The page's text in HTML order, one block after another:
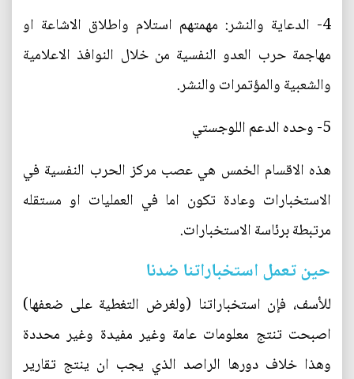
4- الدعاية والنشر: مهمتهم استلام واطلاق الاشاعة او
مهاجمة حرب العدو النفسية من خلال النوافذ الاعلامية
والشعبية والمؤتمرات والنشر.
5- وحده الدعم اللوجستي
هذه الاقسام الخمس هي عصب مركز الحرب النفسية في
الاستخبارات وعادة تكون اما في العمليات او مستقله
مرتبطة برئاسة الاستخبارات.
حين تعمل استخباراتنا ضدنا
للأسف، فإن استخباراتنا (ولغرض التغطية على ضعفها)
اصبحت تنتج معلومات عامة وغير مفيدة وغير محددة
وهذا خلاف دورها الراصد الذي يجب ان ينتج تقارير